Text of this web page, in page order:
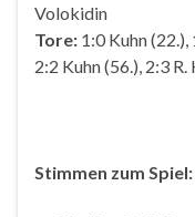
Volokidin
Tore: 1:0 Kuhn (22.),
2:2 Kuhn (56.), 2:3
Stimmen zum Spiel: